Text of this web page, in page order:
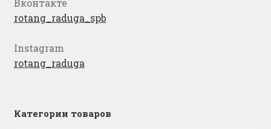
rotang_raduga_spb
Instagram
rotang_raduga
Категории товаров